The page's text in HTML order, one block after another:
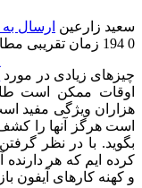
سعید زارعین ارسال به
0
زمان تقریبی مطالعه 6
چیزهای زیادی در مورد
اوقات ممکن است
هزاران ویژگی مفید
است هرگز آنها را
بگوید. با در نظر
کرده ایم که هر دارنده
و کهنه کارهای آیفون